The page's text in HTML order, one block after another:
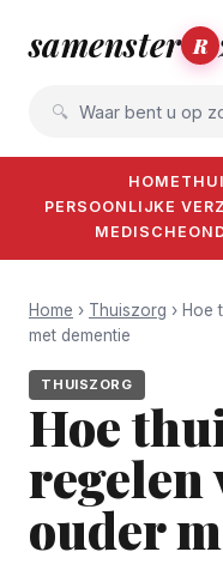
samenster R
Waar bent u op
HOME
PERSOONLIJKE
MEDISCHE
Home › Thuiszorg › Hoe
met dementie
THUISZORG
Hoe
regelen
ouder